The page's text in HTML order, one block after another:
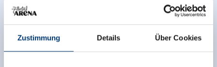
Zustimmung Details Über Cookies